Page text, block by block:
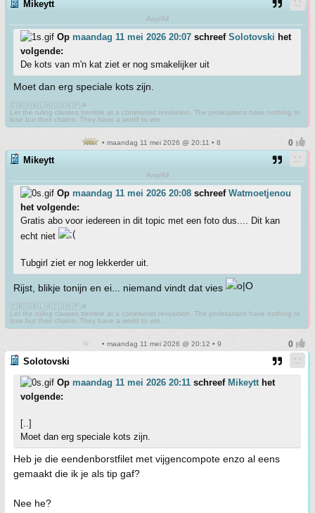
Mikeytt
Any/All
Op maandag 11 mei 2026 20:07 schreef Solotovski het
volgende:
De kots van m'n kat ziet er nog smakelijker uit
Moet dan erg speciale kots zijn.
🇨🇳🇻🇳🇱🇦🇨🇺🇰🇵☭
Let the ruling classes tremble at a communist revolution. The proletarians have nothing to
lose but their chains. They have a world to win.
• maandag 11 mei 2026 @ 20:11 • 8
Mikeytt
Any/All
Op maandag 11 mei 2026 20:08 schreef Watmoetjenou
het volgende:
Gratis abo voor iedereen in dit topic met een foto dus.... Dit kan
echt niet
Tubgirl ziet er nog lekkerder uit.
Rijst, blikje tonijn en ei... niemand vindt dat vies
🇨🇳🇻🇳🇱🇦🇨🇺🇰🇵☭
Let the ruling classes tremble at a communist revolution. The proletarians have nothing to
lose but their chains. They have a world to win.
• maandag 11 mei 2026 @ 20:12 • 9
Solotovski
Op maandag 11 mei 2026 20:11 schreef Mikeytthet
volgende:
[..]
Moet dan erg speciale kots zijn.
Heb je die eendenborstfilet met vijgencompote enzo al eens
gemaakt die ik je als tip gaf?
Nee he?